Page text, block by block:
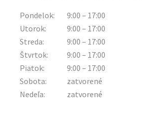
Pondelok:
9:00 – 17:00
Utorok:
9:00 – 17:00
Streda:
9:00 – 17:00
Štvrtok:
9:00 – 17:00
Piatok:
9:00 – 17:00
Sobota:
zatvorené
Nedeľa:
zatvorené